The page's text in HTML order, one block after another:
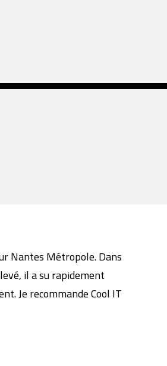
Nantes Métropole. Dans
il a su rapidement
Je recommande Cool IT